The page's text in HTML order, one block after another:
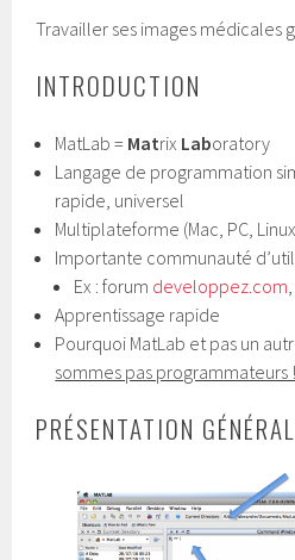
Travailler ses images médicales
INTRODUCTION
MatLab = Matrix Laboratory
Langage de programmation
rapide, universel
Multiplateforme (Mac, PC,
Importante communauté
Ex : forum developpez.com,
Apprentissage rapide
Pourquoi MatLab et pas un
sommes pas programmateurs !
PRÉSENTATION